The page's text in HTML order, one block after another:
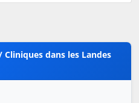
dans les Landes